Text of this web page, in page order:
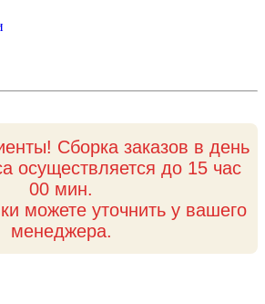
Сборка заказов в день
осуществляется до 15 час
00 мин.
можете уточнить у вашего
менеджера.